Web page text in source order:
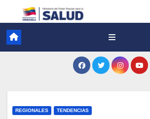
REGIONALES TENDENCIAS